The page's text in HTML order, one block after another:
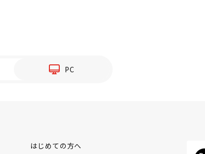
PC
はじめての方へ